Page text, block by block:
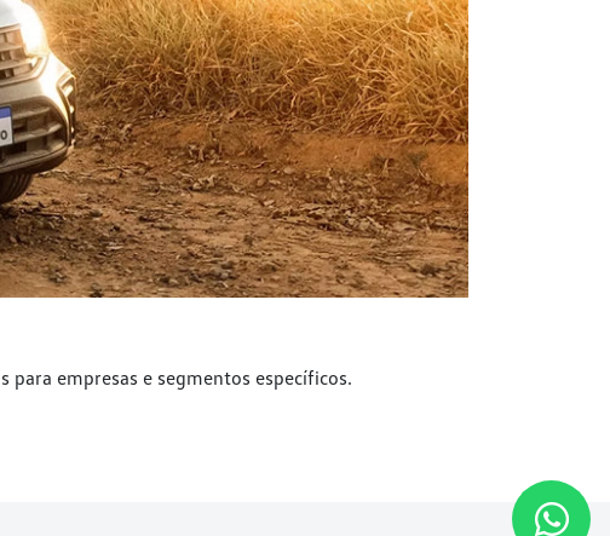
para empresas e segmentos específicos.